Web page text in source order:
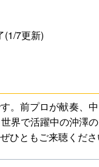
(1/7更新)
前プロが献奏、
界で活躍中の沖澤
ともご来聴くださ